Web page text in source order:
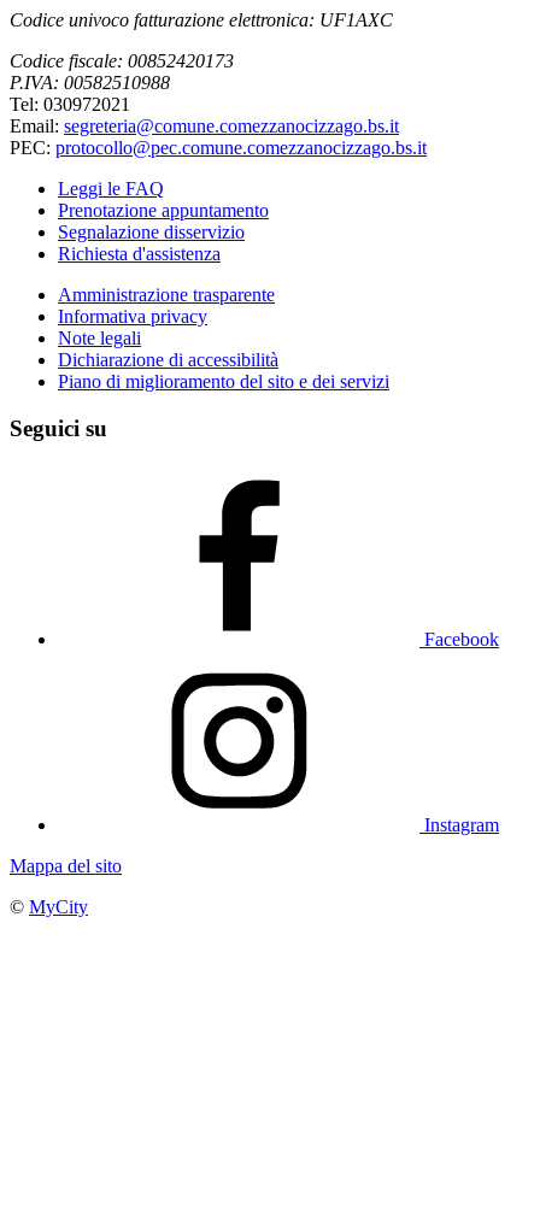
Codice univoco fatturazione elettronica: UF1AXC
Codice fiscale: 00852420173
P.IVA: 00582510988
Tel: 030972021
Email: segreteria@comune.comezzanocizzago.bs.it
PEC: protocollo@pec.comune.comezzanocizzago.bs.it
Leggi le FAQ
Prenotazione appuntamento
Segnalazione disservizio
Richiesta d'assistenza
Amministrazione trasparente
Informativa privacy
Note legali
Dichiarazione di accessibilità
Piano di miglioramento del sito e dei servizi
Seguici su
Facebook
Instagram
Mappa del sito
© MyCity